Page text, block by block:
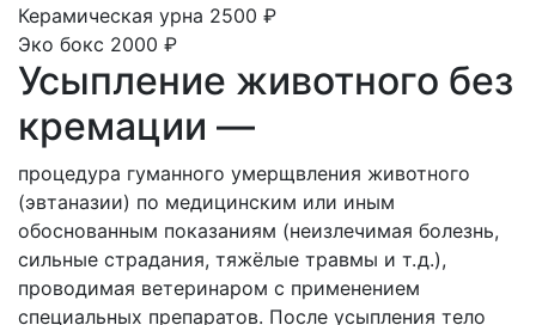
Керамическая урна 2500 ₽
Эко бокс 2000 ₽
Усыпление животного без
кремации —
процедура гуманного умерщвления животного
(эвтаназии) по медицинским или иным
обоснованным показаниям (неизлечимая болезнь,
сильные страдания, тяжёлые травмы и т. д.),
проводимая ветеринаром с применением
специальных препаратов. После усыпления тело